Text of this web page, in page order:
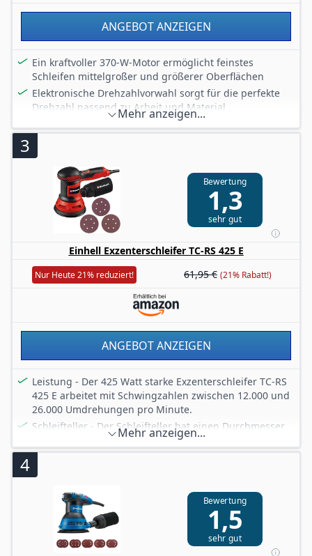
ANGEBOT ANZEIGEN
Ein kraftvoller 370-W-Motor ermöglicht feinstes
Schleifen mittelgroßer und größerer Oberflächen
Elektronische Drehzahlvorwahl sorgt für die perfekte
Drehzahl passend zu Arbeit und Material
Hervorragende Handlichkeit für horizontales und
vertikales Arbeiten sowie Arbeiten über Kopf
Ideal zum Schleifen und Polieren flacher oder
gewölbter Oberflächen
Lieferumfang: Paper Assistant (ET-Nr. 2 609 004 646);1
Schleifpapier K 80;Kunststoffkoffer
Mehr anzeigen...
3
Bewertung
1,3
sehr gut
Einhell Exzenterschleifer TC-RS 425 E
Nur Heute 21% reduziert! 61,95 € (21% Rabatt!)
ANGEBOT ANZEIGEN
Leistung - Der 425 Watt starke Exzenterschleifer TC-RS
425 E arbeitet mit Schwingzahlen zwischen 12.000 und
26.000 Umdrehungen pro Minute.
Schleifteller - Der Schleifteller hat einen Durchmesser
von 125 mm und ist mit einer Kletthaftung zum
einfachen Schleifpapierwechsel ausgestattet.
von Holz, Holzwerkstoffen und lackierten Flächen.
Drehzahlregelung - Mit Hilfe der Drehzahlelektronik
kann materialgerecht und auf jede Anwendung optimal
angepasst gearbeitet werden.
Mehr anzeigen...
4
Bewertung
1,5
sehr gut